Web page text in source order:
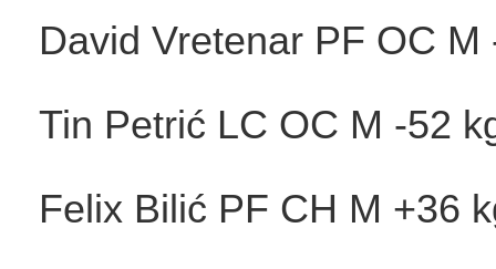
David Vretenar PF OC M
Tin Petrić LC OC M -52
Felix Bilić PF CH M +36